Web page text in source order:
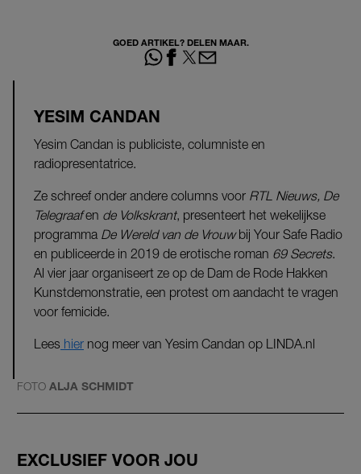
GOED ARTIKEL? DELEN MAAR.
YESIM CANDAN
Yesim Candan is publiciste, columniste en
radiopresentatrice.
Ze schreef onder andere columns voor RTL Nieuws, De
Telegraafen de Volkskrant, presenteert het wekelijkse
programma De Wereld van de Vrouwbij Your Safe Radio
en publiceerde in 2019 de erotische roman 69 Secrets.
Al vier jaar organiseert ze op de Dam de Rode Hakken
Kunstdemonstratie, een protest om aandacht te vragen
voor femicide.
Lees hier nog meer van Yesim Candan op LINDA.nl
FOTO ALJA SCHMIDT
EXCLUSIEF VOOR JOU